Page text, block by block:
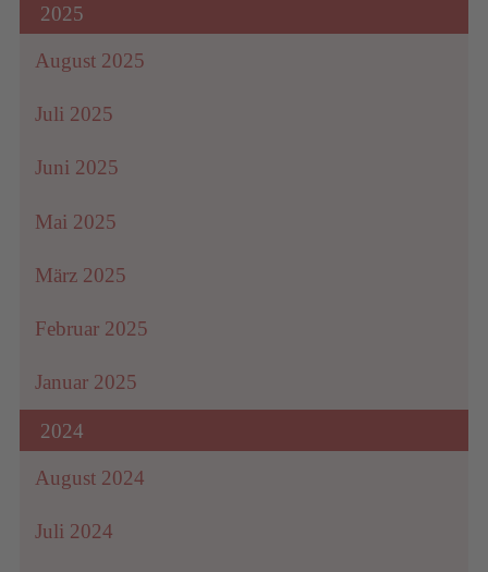
2025
August 2025
Juli 2025
Juni 2025
Mai 2025
März 2025
Februar 2025
Januar 2025
2024
August 2024
Juli 2024